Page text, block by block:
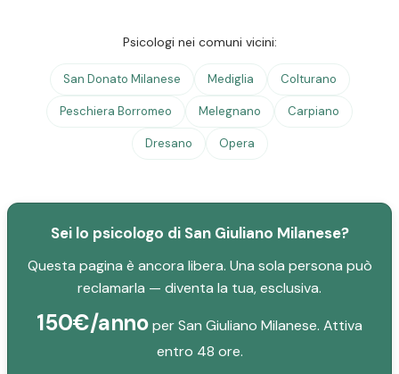
Psicologi nei comuni vicini:
San Donato Milanese Mediglia Colturano
Peschiera Borromeo Melegnano Carpiano
Dresano Opera
Sei lo psicologo di San Giuliano Milanese?
Questa pagina è ancora libera. Una sola persona può
reclamarla — diventa la tua, esclusiva.
150€/annoper San Giuliano Milanese. Attiva
entro 48 ore.